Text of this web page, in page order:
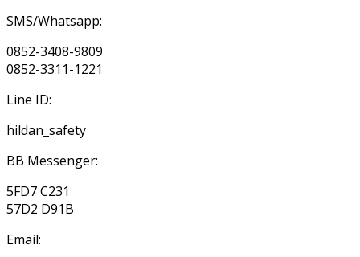
SMS/Whatsapp:
0852-3408-9809
0852-3311-1221
Line ID:
hildan_safety
BB Messenger:
5FD7 C231
57D2 D91B
Email: